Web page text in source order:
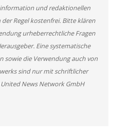
und redaktionellen
Regel kostenfrei. Bitte klären
urheberrechtliche Fragen
Eine systematische
sowie die Verwendung auch von
sind nur mit schriftlicher
News Network GmbH